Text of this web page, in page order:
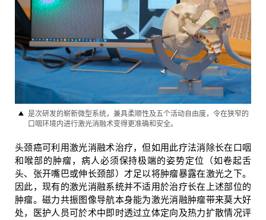
是次研发的崭新微型系统，兼具柔顺性及五个活动自由度，令在狭窄的
口咽环境内进行激光消融术变得更准确和安全。
头颈癌可利用激光消融术治疗，但如用此疗法消除长在口咽
和喉部的肿瘤，病人必须保持极端的姿势定位（如卷起舌
头、张开嘴巴或伸长颈部）才足以将肿瘤暴露在激光之下。
因此，现有的激光消融系统并不适用於治疗长在上述部位的
肿瘤。磁力共振图像导航本身能为激光消融肿瘤带来莫大好
处，医护人员可於术中即时透过立体定向及热力扩散情况评